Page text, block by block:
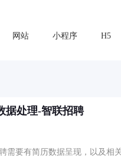
网站 小程序 H5
据处理-智联招聘
需要有简历数据呈现，以及相